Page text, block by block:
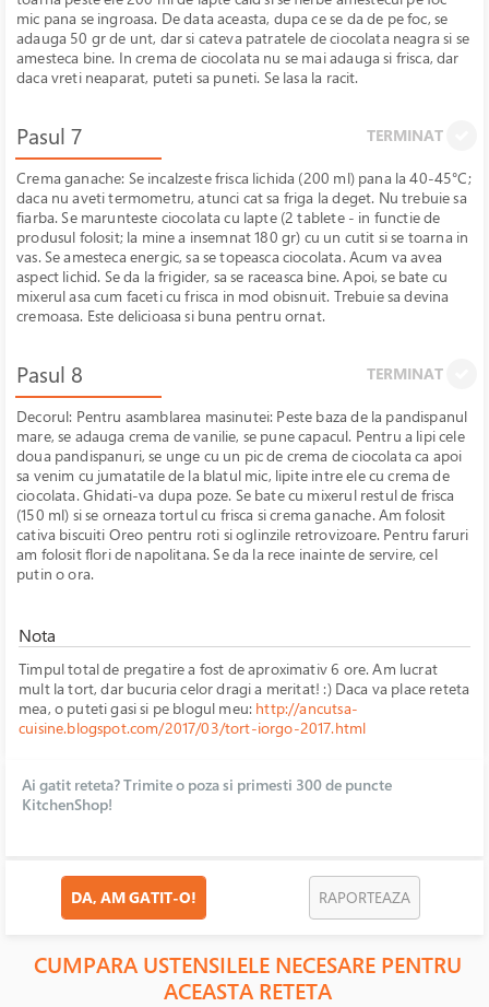
mic pana se ingroasa. De data aceasta, dupa ce se da de pe foc, se
adauga 50 gr de unt, dar si cateva patratele de ciocolata neagra si se
amesteca bine. In crema de ciocolata nu se mai adauga si frisca, dar
daca vreti neaparat, puteti sa puneti. Se lasa la racit.
Pasul 7 TERMINAT
Crema ganache: Se incalzeste frisca lichida (200 ml) pana la 40-45°C;
daca nu aveti termometru, atunci cat sa friga la deget. Nu trebuie sa
fiarba. Se marunteste ciocolata cu lapte (2 tablete - in functie de
produsul folosit; la mine a insemnat 180 gr) cu un cutit si se toarna in
vas. Se amesteca energic, sa se topeasca ciocolata. Acum va avea
aspect lichid. Se da la frigider, sa se raceasca bine. Apoi, se bate cu
mixerul asa cum faceti cu frisca in mod obisnuit. Trebuie sa devina
cremoasa. Este delicioasa si buna pentru ornat.
Pasul 8 TERMINAT
Decorul: Pentru asamblarea masinutei: Peste baza de la pandispanul
mare, se adauga crema de vanilie, se pune capacul. Pentru a lipi cele
doua pandispanuri, se unge cu un pic de crema de ciocolata ca apoi
sa venim cu jumatatile de la blatul mic, lipite intre ele cu crema de
ciocolata. Ghidati-va dupa poze. Se bate cu mixerul restul de frisca
(150 ml) si se orneaza tortul cu frisca si crema ganache. Am folosit
cativa biscuiti Oreo pentru roti si oglinzile retrovizoare. Pentru faruri
am folosit flori de napolitana. Se da la rece inainte de servire, cel
putin o ora.
Nota
Timpul total de pregatire a fost de aproximativ 6 ore. Am lucrat
mult la tort, dar bucuria celor dragi a meritat! :) Daca va place reteta
mea, o puteti gasi si pe blogul meu: http://ancutsa-
cuisine.blogspot.com/2017/03/tort-iorgo-2017.html
Ai gatit reteta? Trimite o poza si primesti 300 de puncte
KitchenShop!
DA, AM GATIT-O! RAPORTEAZA
CUMPARA USTENSILELE NECESARE PENTRU
ACEASTA RETETA